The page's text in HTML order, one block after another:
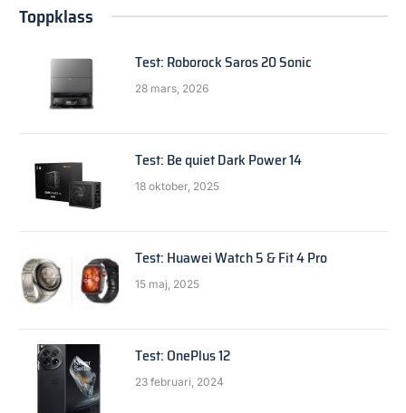
Toppklass
Test: Roborock Saros 20 Sonic
28 mars, 2026
Test: Be quiet Dark Power 14
18 oktober, 2025
Test: Huawei Watch 5 & Fit 4 Pro
15 maj, 2025
Test: OnePlus 12
23 februari, 2024